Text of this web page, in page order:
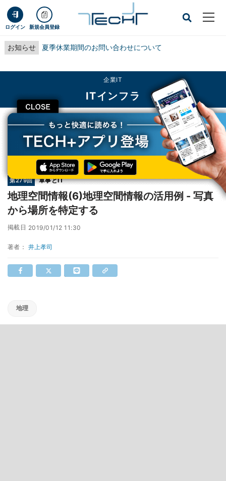
ログイン 新規会員登録
お知らせ 夏季休業期間のお問い合わせについて
CLOSE
企業IT
ITインフラ
TECH+ 企業IT
ITインフラ
地理空間情報(6)地理空間情報の活用例 - 写真から場所を特定する
第279回 軍事とIT
地理空間情報(6)地理空間情報の活用例 - 写真
から場所を特定する
掲載日 2019/01/12 11:30
著者： 井上孝司
地理